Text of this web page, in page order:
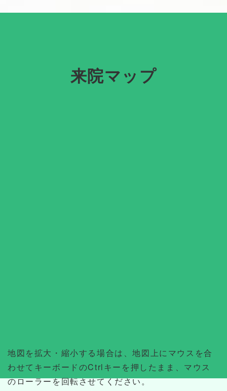
来院マップ
地図を拡大・縮小する場合は、地図上にマウスを合
わせてキーボードのCtrlキーを押したまま、マウス
のローラーを回転させてください。